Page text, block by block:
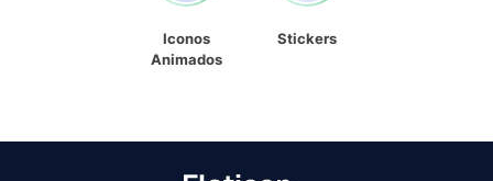
Iconos
Animados
Stickers